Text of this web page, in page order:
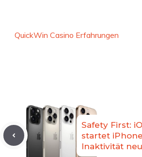
QuickWin Casino Erfahrungen
Safety First:
startet
Inaktivität neu